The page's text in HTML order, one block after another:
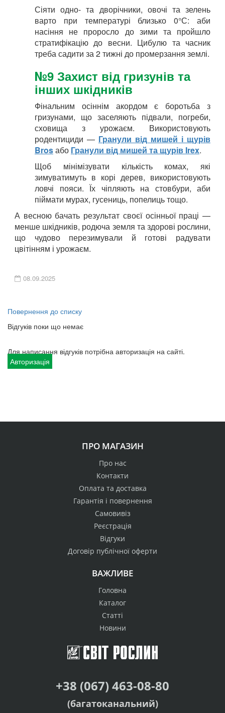
Сіяти одно- та дворічники, овочі та зелень
варто при температурі близько 0°С: аби
насіння не проросло до зими та пройшло
стратифікацію до весни. Цибулю та часник
треба садити за 2 тижні до промерзання землі.
№9 Захист від гризунів та
інших шкідників
Фінальним осіннім акордом є боротьба з
гризунами, що заселяють підвали, погреби,
сховища з урожаєм. Використовують
родентициди — Гранули від мишей і щурів
Brosабо Гранули від мишей та щурів Irex.
Щоб мінімізувати кількість комах, які
зимуватимуть в корі дерев, використовують
ловчі пояси. Їх чіпляють на стовбури, аби
піймати мурах, гусениць, попелиць тощо.
А весною бачать результат своєї осінньої праці —
менше шкідників, родюча земля та здорові рослини,
що чудово перезимували й готові радувати
цвітінням і урожаєм.
08.09.2025
Повернення до списку
Відгуків поки що немає
Для написання відгуків потрібна авторизація на сайті.
Авторизація
ПРО МАГАЗИН
Про нас
Контакти
Оплата та доставка
Гарантія і повернення
Самовивіз
Реєстрація
Відгуки
Договір публічної оферти
ВАЖЛИВЕ
Головна
Каталог
Статті
Новини
+38 (067) 463-08-80
(багатоканальний)